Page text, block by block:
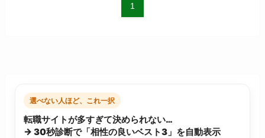
1
選べない人ほど、これ一択
転職サイトが多すぎて決められない…
→ 30秒診断で「相性の良いベスト3」を自動表示